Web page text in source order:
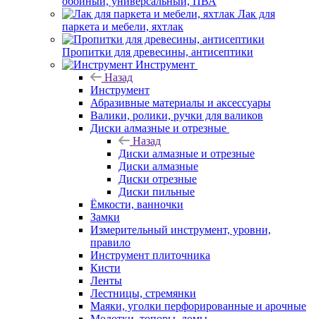
Лак для
паркета и мебели, яхтлак
Пропитки для древесины, антисептики
Инструмент
Назад
Инструмент
Абразивные материалы и аксессуары
Валики, ролики, ручки для валиков
Диски алмазные и отрезные
Назад
Диски алмазные и отрезные
Диски алмазные
Диски отрезные
Диски пильные
Ёмкости, ванночки
Замки
Измерительный инструмент, уровни,
правило
Инструмент плиточника
Кисти
Ленты
Лестницы, стремянки
Маяки, уголки перфорированные и арочные